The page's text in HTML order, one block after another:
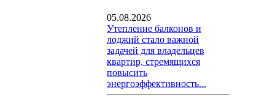
05.08.2026
Утепление балконов и
лоджий стало важной
задачей для владельцев
квартир, стремящихся
повысить
энергоэффективность...